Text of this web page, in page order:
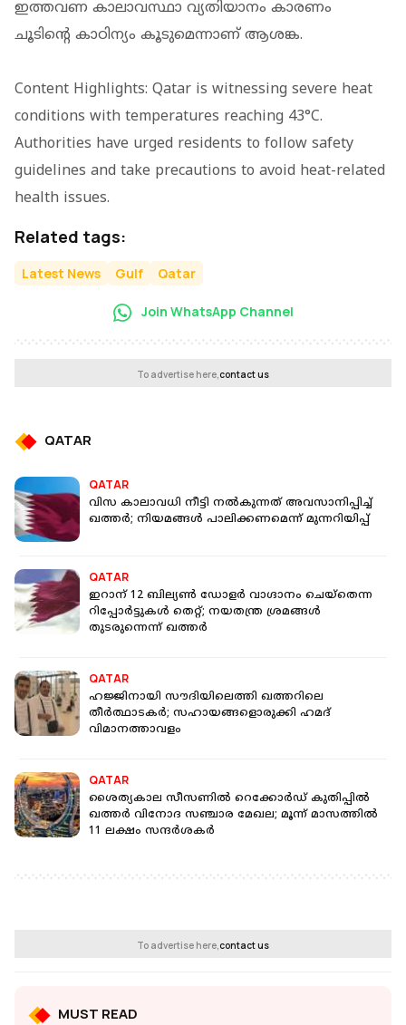
ഇത്തവണ കാലാവസ്ഥാ വ്യതിയാനം കാരണം
ചൂടിന്റെ കാഠിന്യം കൂടുമെന്നാണ് ആശങ്ക.
Content Highlights: Qatar is witnessing severe heat
conditions with temperatures reaching 43°C.
Authorities have urged residents to follow safety
guidelines and take precautions to avoid heat-related
health issues.
Related tags:
Latest News Gulf Qatar
Join WhatsApp Channel
To advertise here,contact us
QATAR
QATAR
വിസ കാലാവധി നീട്ടി നൽകുന്നത് അവസാനിപ്പിച്ച്
ഖത്തർ; നിയമങ്ങൾ പാലിക്കണമെന്ന് മുന്നറിയിപ്പ്
QATAR
ഇറാന് 12 ബില്യൺ ഡോളർ വാഗ്ദാനം ചെയ്തെന്ന
റിപ്പോർട്ടുകൾ തെറ്റ്; നയതന്ത്ര ശ്രമങ്ങൾ
തുടരുന്നെന്ന് ഖത്തർ
QATAR
ഹജ്ജിനായി സൗദിയിലെത്തി ഖത്തറിലെ
തീർത്ഥാടകർ; സഹായങ്ങളൊരുക്കി ഹമദ്
വിമാനത്താവളം
QATAR
ശൈത്യകാല സീസണിൽ റെ​ക്കോർഡ് കുതിപ്പിൽ
ഖത്തർ വിനോദ സഞ്ചാര മേഖല; മൂന്ന് മാസത്തിൽ
11 ലക്ഷം സന്ദർശകർ
To advertise here,contact us
MUST READ